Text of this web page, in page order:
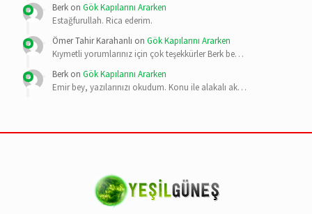
Berk on Gök Kapılarını Ararken
Estağfurullah. Rica ederim.
Ömer Tahir Karahanlı on Gök Kapılarını Ararken
Kıymetli yorumlarınız için çok teşekkürler Berk be…
Berk on Gök Kapılarını Ararken
Emir bey, yazılarınızı okudum. Konu ile alakalı ak…